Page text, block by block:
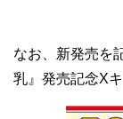
なお、新発売を
乳』発売記念X